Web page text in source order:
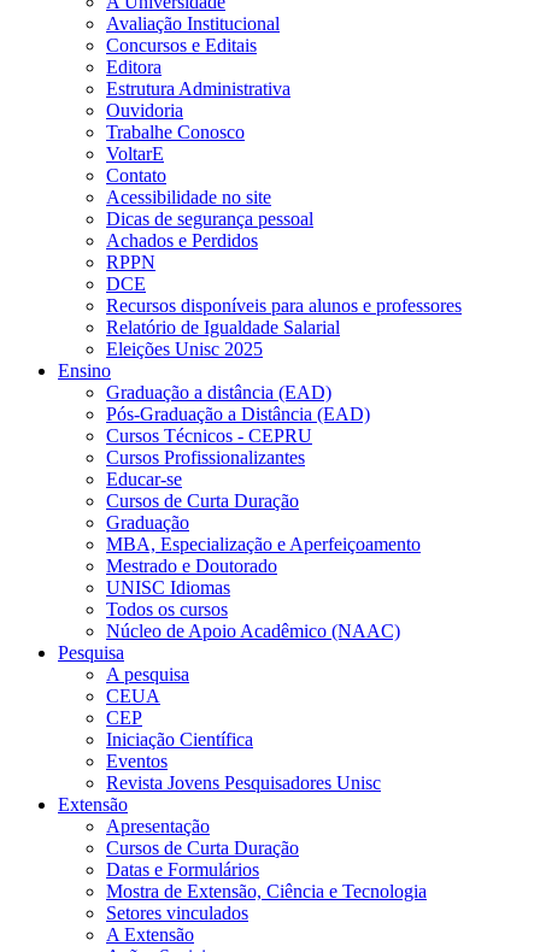
Avaliação Institucional
Concursos e Editais
Editora
Estrutura Administrativa
Ouvidoria
Trabalhe Conosco
VoltarE
Contato
Acessibilidade no site
Dicas de segurança pessoal
Achados e Perdidos
RPPN
DCE
Recursos disponíveis para alunos e professores
Relatório de Igualdade Salarial
Eleições Unisc 2025
Ensino
Graduação a distância (EAD)
Pós-Graduação a Distância (EAD)
Cursos Técnicos - CEPRU
Cursos Profissionalizantes
Educar-se
Cursos de Curta Duração
Graduação
MBA, Especialização e Aperfeiçoamento
Mestrado e Doutorado
UNISC Idiomas
Todos os cursos
Núcleo de Apoio Acadêmico (NAAC)
Pesquisa
A pesquisa
CEUA
CEP
Iniciação Científica
Eventos
Revista Jovens Pesquisadores Unisc
Extensão
Apresentação
Cursos de Curta Duração
Datas e Formulários
Mostra de Extensão, Ciência e Tecnologia
Setores vinculados
A Extensão